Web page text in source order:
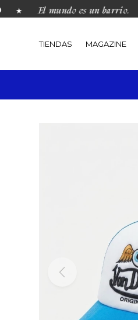
★ El mundo es un barrio. ★
TIENDAS MAGAZINE